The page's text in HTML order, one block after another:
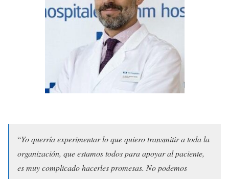
“Yo querría experimentar lo que quiero transmitir a toda la
organización, que estamos todos para apoyar al paciente,
es muy complicado hacerles promesas. No podemos